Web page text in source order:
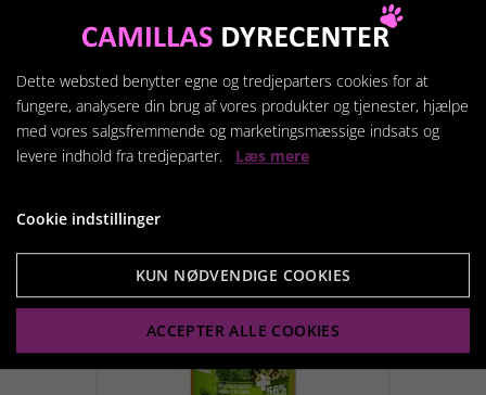
89,95 kr.
Vis produkt
Dette websted benytter egne og tredjeparters cookies for at
fungere, analysere din brug af vores produkter og tjenester, hjælpe
med vores salgsfremmende og marketingsmæssige indsats og
levere indhold fra tredjeparter. Læs mere
Cookie indstillinger
KUN NØDVENDIGE COOKIES
ACCEPTER ALLE COOKIES